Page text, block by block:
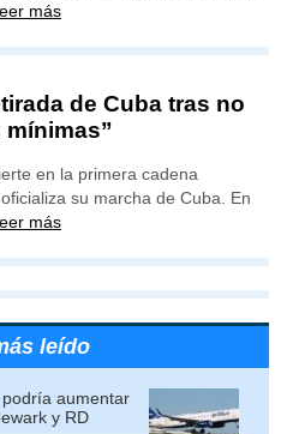
más
de Cuba tras no
en la primera cadena
su marcha de Cuba. En
más
leído
aumentar
y RD